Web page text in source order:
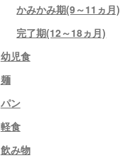
かみかみ期(9～11ヵ月)
完了期(12～18ヵ月)
幼児食
麺
パン
軽食
飲み物